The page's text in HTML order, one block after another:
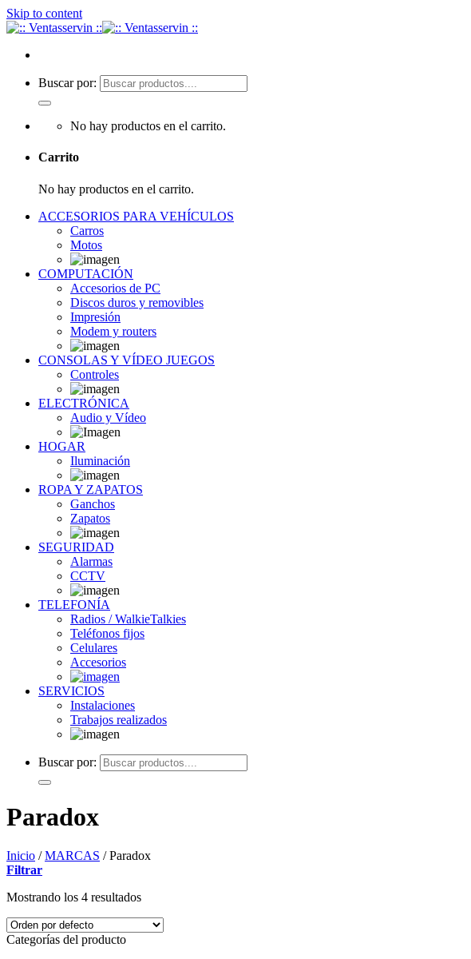
Skip to content
Buscar por:
No hay productos en el carrito.
Carrito
No hay productos en el carrito.
ACCESORIOS PARA VEHÍCULOS
Carros
Motos
COMPUTACIÓN
Accesorios de PC
Discos duros y removibles
Impresión
Modem y routers
CONSOLAS Y VÍDEO JUEGOS
Controles
ELECTRÓNICA
Audio y Vídeo
HOGAR
Iluminación
ROPA Y ZAPATOS
Ganchos
Zapatos
SEGURIDAD
Alarmas
CCTV
TELEFONÍA
Radios / WalkieTalkies
Teléfonos fijos
Celulares
Accesorios
SERVICIOS
Instalaciones
Trabajos realizados
Buscar por:
Paradox
Inicio / MARCAS /Paradox
Filtrar
Mostrando los 4 resultados
Categorías del producto